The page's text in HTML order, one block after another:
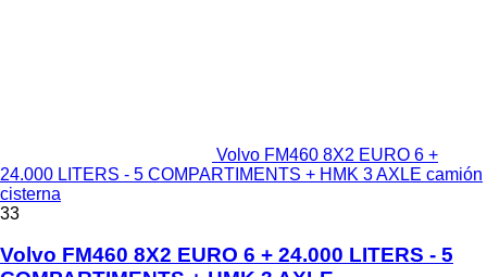
Volvo FM460 8X2 EURO 6 +
24.000 LITERS - 5 COMPARTIMENTS + HMK 3 AXLE camión
cisterna
33
Volvo FM460 8X2 EURO 6 + 24.000 LITERS - 5